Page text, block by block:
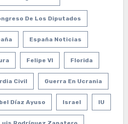
De Los Diputados
España Noticias
Felipe VI Florida
Civil Guerra En Ucrania
Díaz Ayuso Israel IU